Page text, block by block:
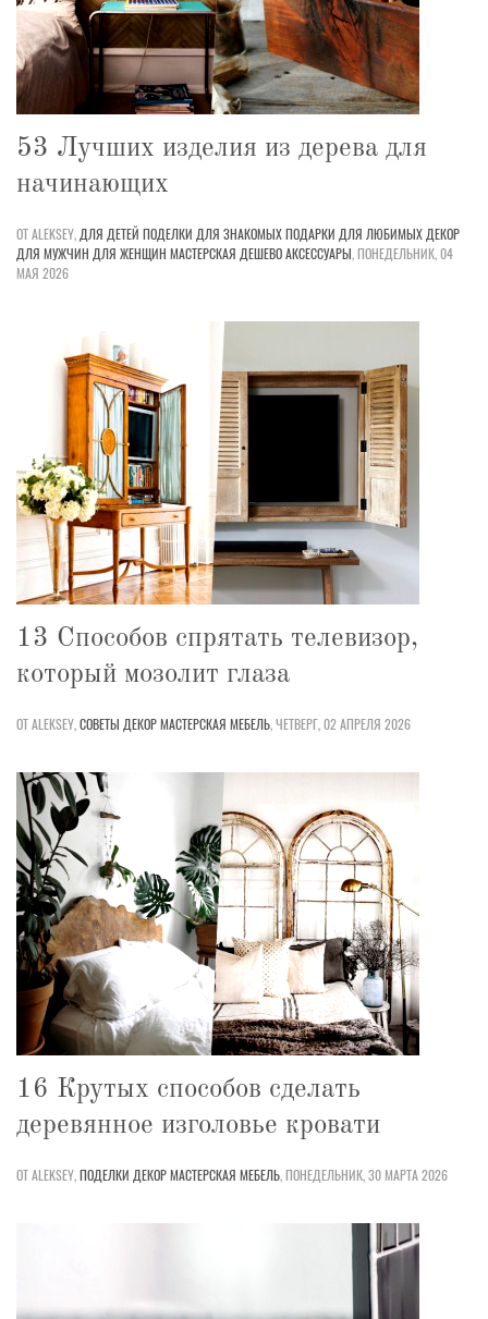
53 Лучших изделия из дерева для
начинающих
ОТ ALEKSEY, ДЛЯ ДЕТЕЙ ПОДЕЛКИ ДЛЯ ЗНАКОМЫХПОДАРКИ ДЛЯ ЛЮБИМЫХ ДЕКОР
ДЛЯ МУЖЧИН ДЛЯ ЖЕНЩИН МАСТЕРСКАЯ ДЕШЕВОАКСЕССУАРЫ,ПОНЕДЕЛЬНИК, 04
МАЯ 2026
13 Способов спрятать телевизор,
который мозолит глаза
ОТ ALEKSEY,СОВЕТЫ ДЕКОРМАСТЕРСКАЯ МЕБЕЛЬ,ЧЕТВЕРГ, 02 АПРЕЛЯ 2026
16 Крутых способов сделать
деревянное изголовье кровати
ОТ ALEKSEY,ПОДЕЛКИ ДЕКОРМАСТЕРСКАЯ МЕБЕЛЬ,ПОНЕДЕЛЬНИК, 30 МАРТА 2026